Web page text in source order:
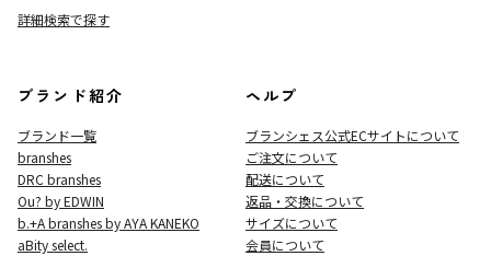
詳細検索で探す
ブランド紹介
ブランド一覧
branshes
DRC branshes
Ou? by EDWIN
b.+A branshes by AYA KANEKO
aBity select.
ヘルプ
ブランシェス公式ECサイトについて
ご注文について
配送について
返品・交換について
サイズについて
会員について